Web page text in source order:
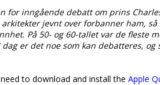
for inngående debatt om prins
arkitekter jevnt over forbanner ham,
På 50- og 60-tallet var de fleste
er det noe som kan debatteres, og
to download and install the Apple